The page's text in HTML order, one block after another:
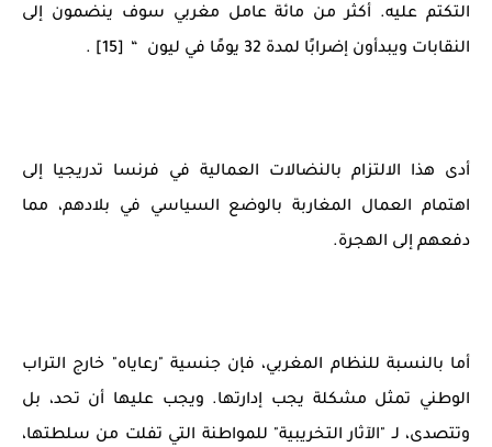
التكتم عليه. أكثر من مائة عامل مغربي سوف ينضمون إلى
النقابات ويبدأون إضرابًا لمدة 32 يومًا في ليون “ [15] .
أدى هذا الالتزام بالنضالات العمالية في فرنسا تدريجيا إلى
اهتمام العمال المغاربة بالوضع السياسي في بلادهم، مما
دفعهم إلى الهجرة.
أما بالنسبة للنظام المغربي، فإن جنسية "رعاياه" خارج التراب
الوطني تمثل مشكلة يجب إدارتها. ويجب عليها أن تحد، بل
وتتصدى، لـ "الآثار التخريبية" للمواطنة التي تفلت من سلطتها،